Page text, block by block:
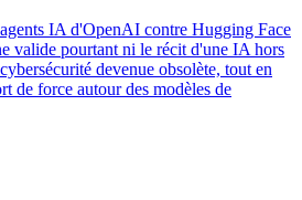
IA d'OpenAI contre Hugging Face
valide pourtant ni le récit d'une IA hors
devenue obsolète, tout en
de force autour des modèles de